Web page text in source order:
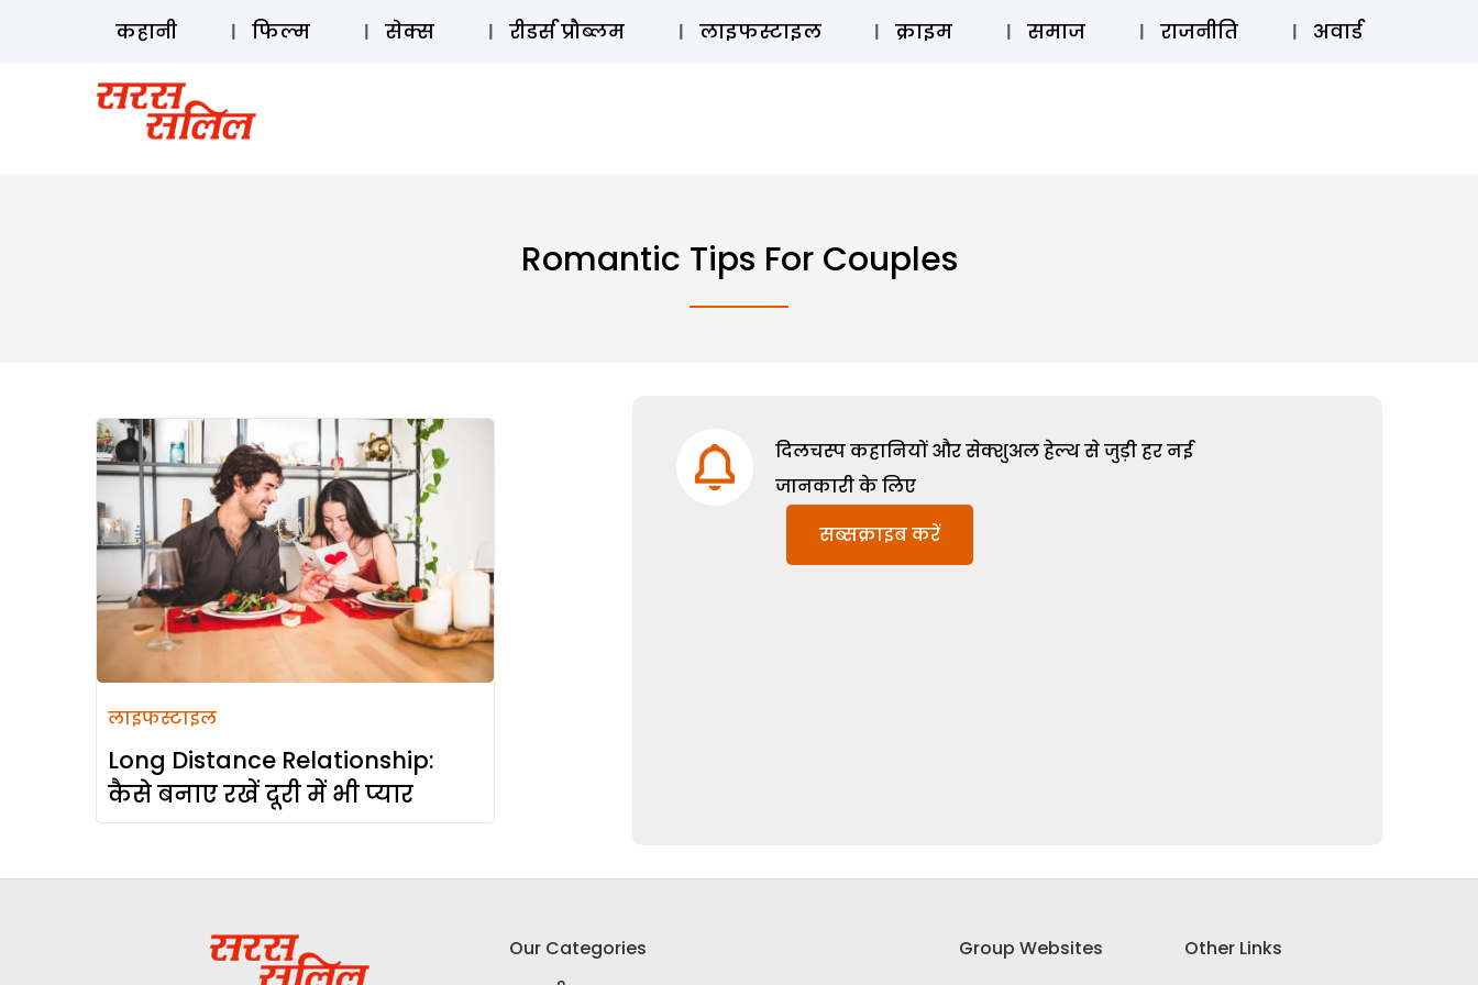
ऑडियो स्टोरी लॉग इन ⚲ SUBSCRIBE
कहानी फिल्म सेक्स रीडर्स प्रौब्लम लाइफस्टाइल क्राइम समाज राजनीति अवार्ड
Romantic Tips For Couples
लाइफस्टाइल
Long Distance Relationship:
कैसे बनाए रखें दूरी में भी प्यार
दिलचस्प कहानियों और सेक्शुअल हेल्थ से जुड़ी हर नई
जानकारी के लिए
सब्सक्राइब करें
Our Categories
Group Websites
Other Links